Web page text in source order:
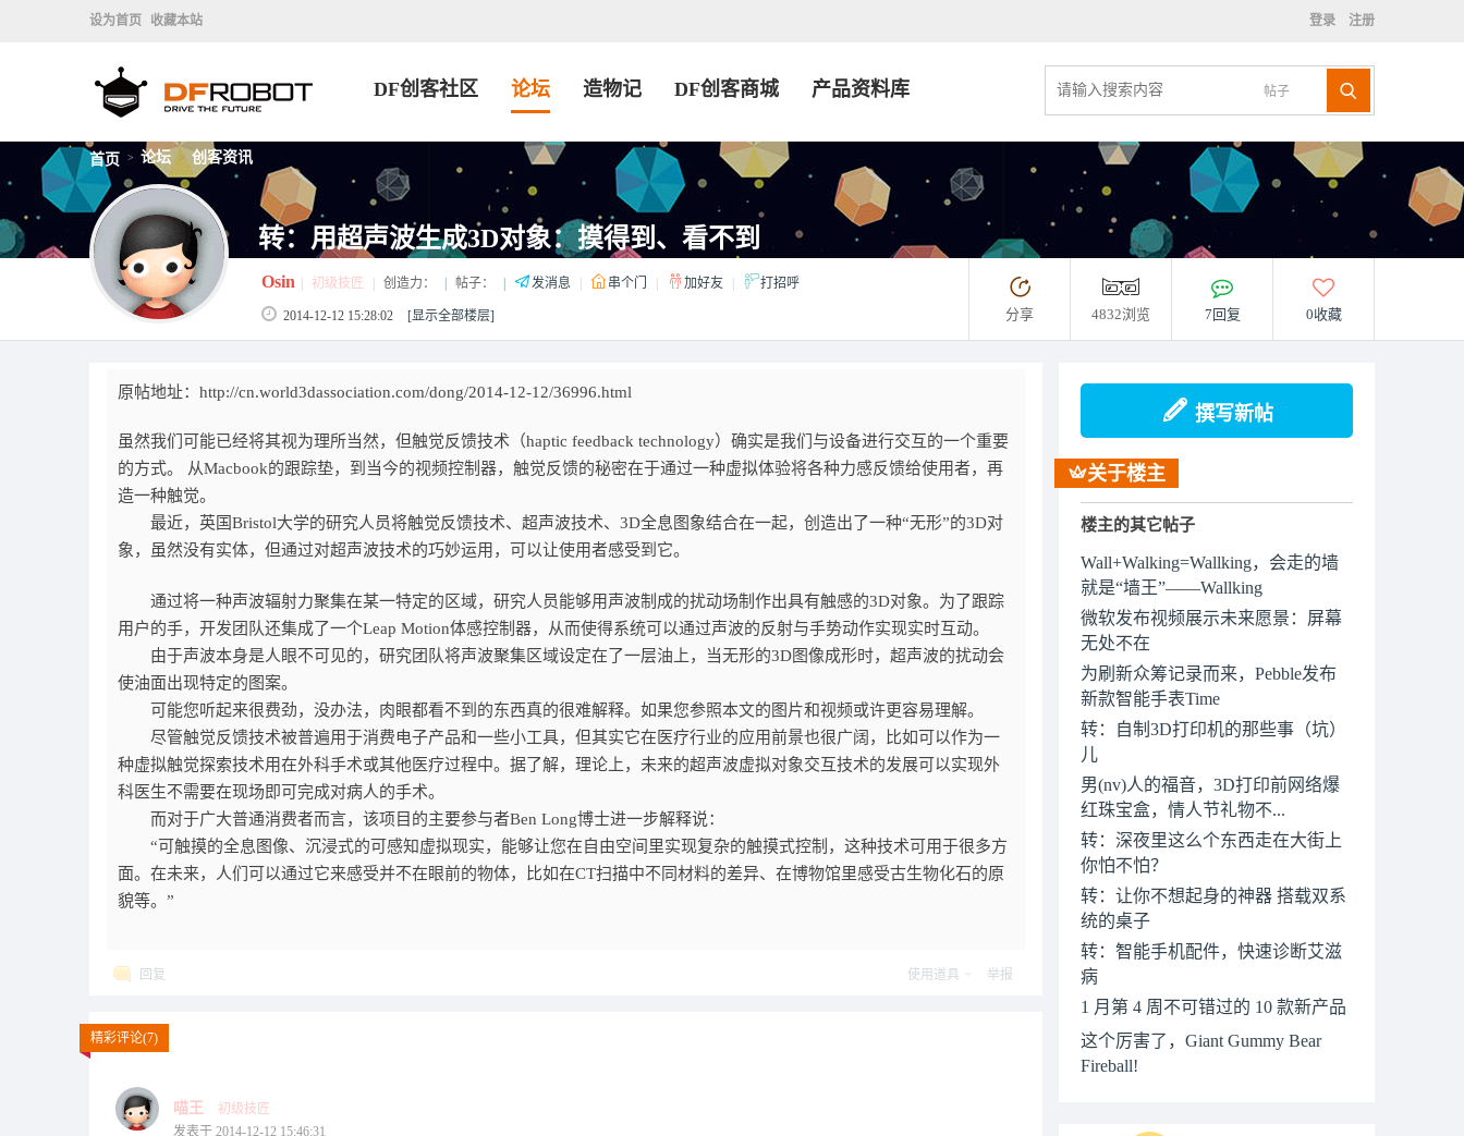
设为首页 收藏本站 登录 注册
帖子
DF创客社区 论坛 造物记 DF创客商城 产品资料库
首页 > 论坛 > 创客资讯
转：用超声波生成3D对象：摸得到、看不到
Osin 初级技匠 创造力： 帖子： 发消息 串个门 加好友 打招呼
2014-12-12 15:28:02 [显示全部楼层] 分享 4832浏览 7回复 0收藏
原帖地址：http://cn.world3dassociation.com/dong/2014-12-12/36996.html
虽然我们可能已经将其视为理所当然，但触觉反馈技术（haptic feedback technology）确实是我们与设备进行交互的一个重要
的方式。 从Macbook的跟踪垫，到当今的视频控制器，触觉反馈的秘密在于通过一种虚拟体验将各种力感反馈给使用者，再
造一种触觉。
最近，英国Bristol大学的研究人员将触觉反馈技术、超声波技术、3D全息图象结合在一起，创造出了一种“无形”的3D对
象，虽然没有实体，但通过对超声波技术的巧妙运用，可以让使用者感受到它。
通过将一种声波辐射力聚集在某一特定的区域，研究人员能够用声波制成的扰动场制作出具有触感的3D对象。为了跟踪
用户的手，开发团队还集成了一个Leap Motion体感控制器，从而使得系统可以通过声波的反射与手势动作实现实时互动。
由于声波本身是人眼不可见的，研究团队将声波聚集区域设定在了一层油上，当无形的3D图像成形时，超声波的扰动会
使油面出现特定的图案。
可能您听起来很费劲，没办法，肉眼都看不到的东西真的很难解释。如果您参照本文的图片和视频或许更容易理解。
尽管触觉反馈技术被普遍用于消费电子产品和一些小工具，但其实它在医疗行业的应用前景也很广阔，比如可以作为一
种虚拟触觉探索技术用在外科手术或其他医疗过程中。据了解，理论上，未来的超声波虚拟对象交互技术的发展可以实现外
科医生不需要在现场即可完成对病人的手术。
而对于广大普通消费者而言，该项目的主要参与者Ben Long博士进一步解释说：
“可触摸的全息图像、沉浸式的可感知虚拟现实，能够让您在自由空间里实现复杂的触摸式控制，这种技术可用于很多方
面。在未来，人们可以通过它来感受并不在眼前的物体，比如在CT扫描中不同材料的差异、在博物馆里感受古生物化石的原
貌等。”
回复 使用道具 举报
精彩评论(7)
喵王
初级技匠
发表于 2014-12-12 15:46:31
撰写新帖
关于楼主
楼主的其它帖子
Wall+Walking=Wallking，会走的墙
就是“墙王”——Wallking
微软发布视频展示未来愿景：屏幕
无处不在
为刷新众筹记录而来，Pebble发布
新款智能手表Time
转：自制3D打印机的那些事（坑）
儿
男(nv)人的福音，3D打印前网络爆
红珠宝盒，情人节礼物不...
转：深夜里这么个东西走在大街上
你怕不怕？
转：让你不想起身的神器 搭载双系
统的桌子
转：智能手机配件，快速诊断艾滋
病
1 月第 4 周不可错过的 10 款新产品
这个厉害了，Giant Gummy Bear
Fireball!